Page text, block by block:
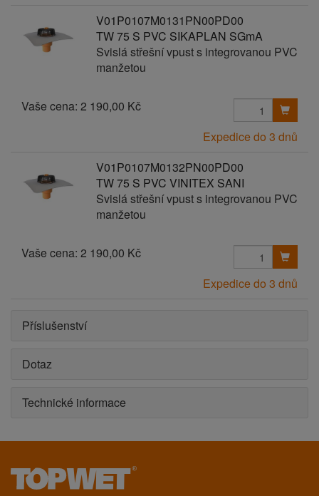
V01P0107M0131PN00PD00
TW 75 S PVC SIKAPLAN SGmA
Svislá střešní vpust s integrovanou PVC
manžetou
Vaše cena: 2 190,00 Kč
Expedice do 3 dnů
V01P0107M0132PN00PD00
TW 75 S PVC VINITEX SANI
Svislá střešní vpust s integrovanou PVC
manžetou
Vaše cena: 2 190,00 Kč
Expedice do 3 dnů
Příslušenství
Dotaz
Technické informace